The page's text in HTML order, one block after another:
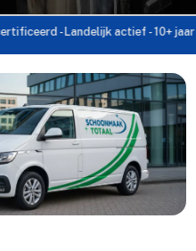
- Landelijk actief - 10+ jaar